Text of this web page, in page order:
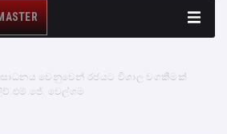
වෙනුවෙන් රජයට විශාල වගකීමක්
වෙල්ගම